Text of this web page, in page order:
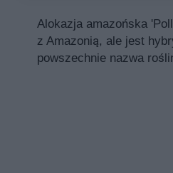
Alokazja amazońska
z Amazonią, ale jest
powszechnie nazwa